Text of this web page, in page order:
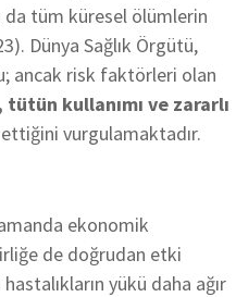
tüm küresel ölümlerin
Dünya Sağlık Örgütü,
ancak risk faktörleri olan
kullanımı ve zararlı
vurgulamaktadır.
ekonomik
de doğrudan etki
yükü daha ağır